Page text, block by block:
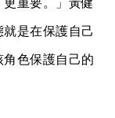
重要。」黃健
是在保護自己
角色保護自己的